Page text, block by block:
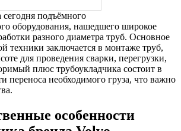
сегодня подъёмного
оборудования, нашедшего широкое
разного диаметра труб. Основное
техники заключается в монтаже труб,
для проведения сварки, перегрузки,
плюс трубоукладчика состоит в
переноса необходимого груза, что важно
особенности